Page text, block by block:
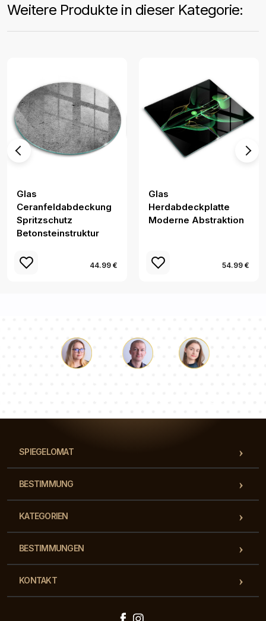
Weitere Produkte in dieser Kategorie:
Glas
Ceranfeldabdeckung
Spritzschutz
Betonsteinstruktur
44.99 €
Glas
Herdabdeckplatte
Moderne Abstraktion
54.99 €
SPIEGELOMAT
BESTIMMUNG
KATEGORIEN
BESTIMMUNGEN
KONTAKT